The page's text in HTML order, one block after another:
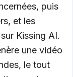
puis
et les
Kissing AI.
une vidéo
le tout